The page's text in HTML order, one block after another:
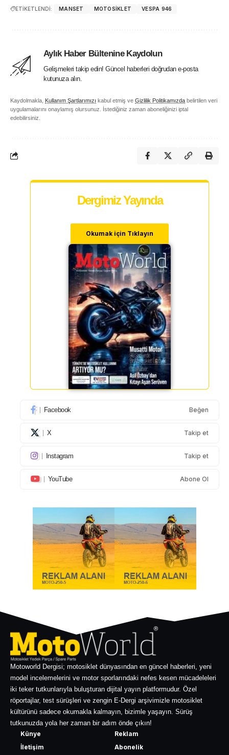
ETİKETLENDİ: MANSET MOTOSIKLET VESPA 946
Aylık Haber Bültenine Kaydolun
Gelişmeleri takip edin! Güncel haberleri doğrudan e-posta
kutunuza alın.
Kaydolmakla, Kullanım Şartlarımızı kabul etmiş ve Gizlilik Politikamızda belirtilen veri
uygulamalarını onaylamış olursunuz. İstediğiniz zaman aboneliğinizi iptal
edebilirsiniz.
Dergimiz Yayında
Okumak için Tıklayın
Facebook Beğen
X Takip et
Instagram Takip et
YouTube Abone Ol
Motoworld Dergisi; motosiklet dünyasından en güncel haberleri, yeni
model incelemelerini ve motor sporlarındaki nefes kesen mücadeleleri
iki teker tutkunlarıyla buluşturan dijital yayın platformudur. Özel
röportajlar, test sürüşleri ve zengin E-Dergi arşivimizle motosiklet
kültürünü sadece okumakla kalmayın, bizimle yaşayın. Sürüş
tutkunuzda yola her zaman bir adım önde çıkın!
Künye
İletişim
Reklam
Abonelik